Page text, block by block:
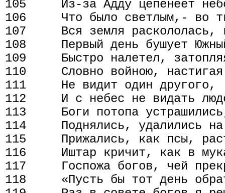
105     Из-за Адду цепенеет
106     Что было светлым,- во
107     Вся земля раскололась,
108     Первый день бушует
109     Быстро налетел,
110     Словно войною,
111     Не видит один другого,
112     И с небес не видать
113     Боги потопа
114     Поднялись, удалились
115     Прижались, как псы,
116     Иштар кричит, как в
117     Госпожа богов, чей
118     «Пусть бы тот день